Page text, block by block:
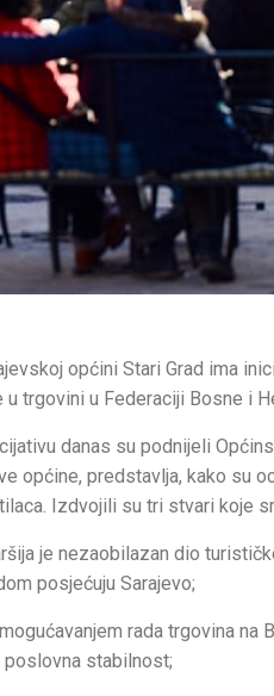
općini Stari Grad ima
u trgovini u Federaciji Bosne i
danas su podnijeli
općine, predstavlja, kako su
Izdvojili su tri stvari koje
je nezaobilazan dio
posjećuju Sarajevo;
rada trgovina
stabilnost;